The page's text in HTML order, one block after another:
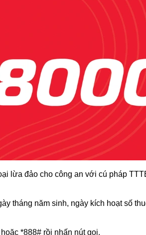
lừa đảo cho công an với cú pháp
tháng năm sinh, ngày kích hoạt số
*888# rồi nhấn nút gọi.